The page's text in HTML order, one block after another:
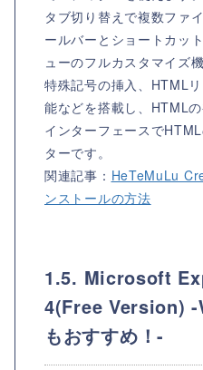
タブ切り替えで複数ファ
ールバーとショートカッ
ューのフルカスタマイズ
特殊記号の挿入、HTML
能などを搭載し、HTML
インターフェースで
ターです。
関連記事： HeTeMuLu
ンストールの方法
1.5. Microsoft
4(Free Version) -
もおすすめ！-